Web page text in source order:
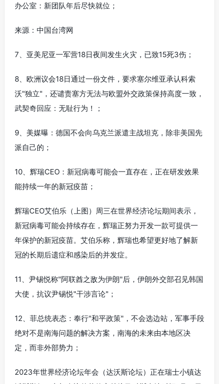
办公室：新团队年后尽快就位；
来源：中国台湾网
7、亚美尼亚一军营18日夜间发生火灾，已致15死3伤；
8、欧洲议会18日通过一份文件，要求塞尔维亚承认科索
沃"独立"，还谴责塞方无法与欧盟外交政策保持高度一致，
武契奇回应：无耻行为！；
9、美媒曝：德国不会向乌克兰派遣主战坦克，除非美国先
派自己的；
10、辉瑞CEO：新冠病毒可能会一直存在，正在研发效果
能持续一年的新冠疫苗；
辉瑞CEO艾伯乐（上图）周三在世界经济论坛期间表示，
新冠病毒可能会持续存在，辉瑞正努力开发一款可提供一
年保护的新冠疫苗。艾伯乐称，辉瑞也希望更好地了解新
冠的长期后遗症和感染后的并发症。
11、尹锡悦称"阿联酋之敌为伊朗"后，伊朗外交部召见韩国
大使，抗议尹锡悦"干涉言论"；
12、菲总统表态：奉行"和平政策"，不会选边站，军事手段
绝对不是南海问题的解决方案，南海的未来由本地区决
定，而非外部势力；
2023年世界经济论坛年会（达沃斯论坛）正在瑞士小镇达